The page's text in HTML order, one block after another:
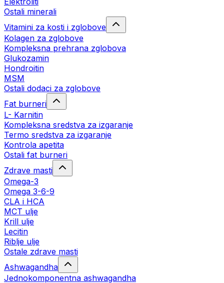
Ostali minerali
Vitamini za kosti i zglobove
Kolagen za zglobove
Kompleksna prehrana zglobova
Glukozamin
Hondroitin
MSM
Ostali dodaci za zglobove
Fat burneri
L- Karnitin
Kompleksna sredstva za izgaranje
Termo sredstva za izgaranje
Kontrola apetita
Ostali fat burneri
Zdrave masti
Omega-3
Omega 3-6-9
CLA i HCA
MCT ulje
Krill ulje
Lecitin
Riblje ulje
Ostale zdrave masti
Ashwagandha
Jednokomponentna ashwagandha